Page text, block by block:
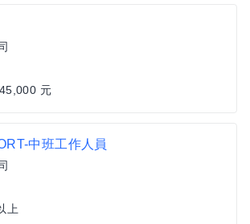
元
中班工作人員
上